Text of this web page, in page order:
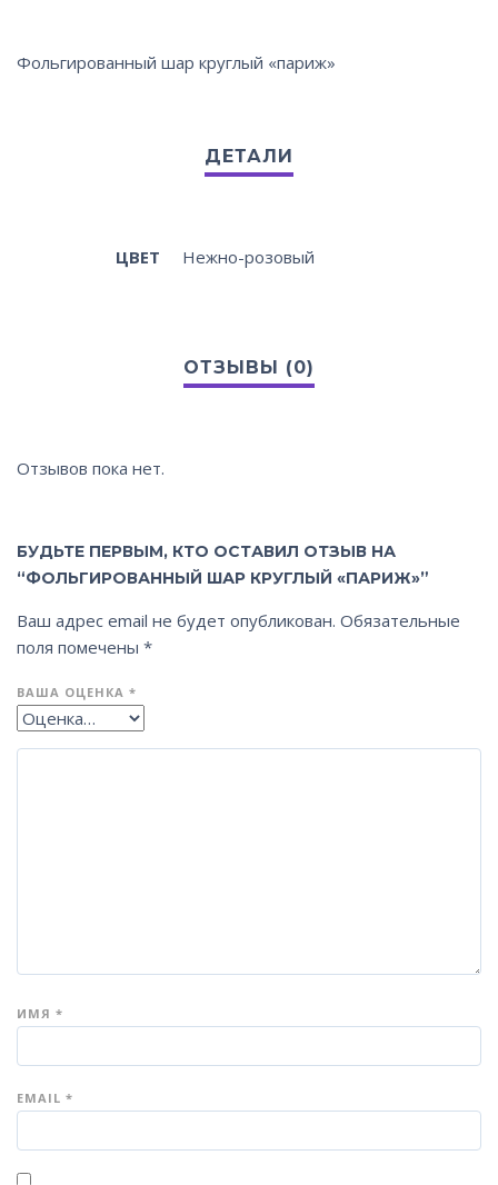
Фольгированный шар круглый «париж»
ЦВЕТ Нежно-розовый
Отзывов пока нет.
БУДЬТЕ ПЕРВЫМ, КТО ОСТАВИЛ ОТЗЫВ НА
“ФОЛЬГИРОВАННЫЙ ШАР КРУГЛЫЙ «ПАРИЖ»”
Ваш адрес email не будет опубликован. Обязательные
поля помечены *
ВАША ОЦЕНКА *
ИМЯ *
EMAIL *